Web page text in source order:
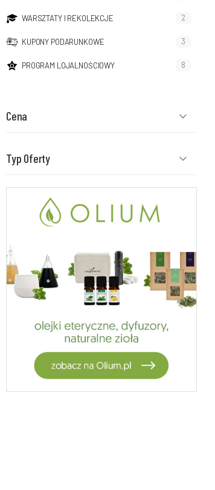
WARSZTATY I REKOLEKCJE 2
KUPONY PODARUNKOWE 3
PROGRAM LOJALNOŚCIOWY 8
Cena
Typ Oferty